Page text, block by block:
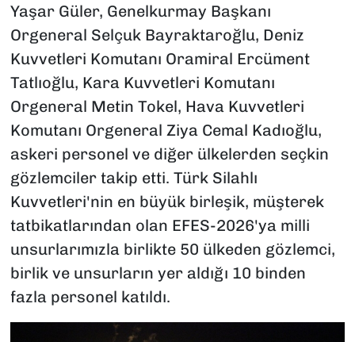
Yaşar Güler, Genelkurmay Başkanı
Orgeneral Selçuk Bayraktaroğlu, Deniz
Kuvvetleri Komutanı Oramiral Ercüment
Tatlıoğlu, Kara Kuvvetleri Komutanı
Orgeneral Metin Tokel, Hava Kuvvetleri
Komutanı Orgeneral Ziya Cemal Kadıoğlu,
askeri personel ve diğer ülkelerden seçkin
gözlemciler takip etti. Türk Silahlı
Kuvvetleri'nin en büyük birleşik, müşterek
tatbikatlarından olan EFES-2026'ya milli
unsurlarımızla birlikte 50 ülkeden gözlemci,
birlik ve unsurların yer aldığı 10 binden
fazla personel katıldı.